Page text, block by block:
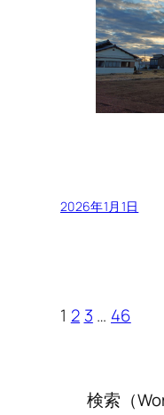
2026年1月1日
1 2 3 … 46
検索（